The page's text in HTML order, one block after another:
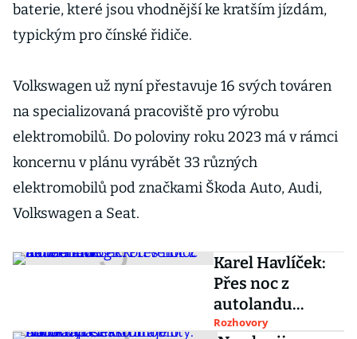
baterie, které jsou vhodnější ke kratším jízdám,
typickým pro čínské řidiče.
Volkswagen už nyní přestavuje 16 svých továren
na specializovaná pracoviště pro výrobu
elektromobilů. Do poloviny roku 2023 má v rámci
koncernu v plánu vyrábět 33 různých
elektromobilů pod značkami Škoda Auto, Audi,
Volkswagen a Seat.
Karel Havlíček:
Přes noc z
autolandu
biotechnologick
Rozhovory